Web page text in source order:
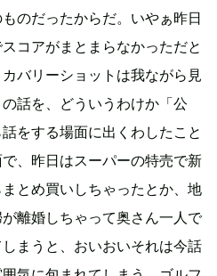
のだったからだ。いやぁ昨日
コアがまとまらなかっただと
バリーショットは我ながら見
話を、どういうわけか「公
をする場面に出くわしたこと
、昨日はスーパーの特売で新
とめ買いしちゃったとか、地
離婚しちゃって奥さん一人で
まうと、おいおいそれは今話